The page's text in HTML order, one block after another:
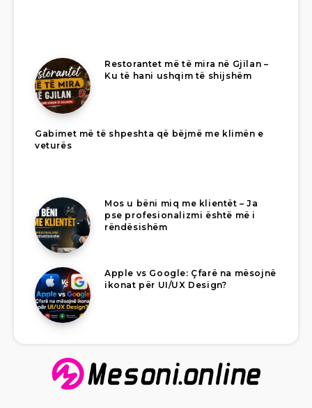
Restorantet më të mira në Gjilan –
Ku të hani ushqim të shijshëm
Gabimet më të shpeshta që bëjmë me klimën e
veturës
Mos u bëni miq me klientët – Ja
pse profesionalizmi është më i
rëndësishëm
Apple vs Google: Çfarë na mësojnë
ikonat për UI/UX Design?